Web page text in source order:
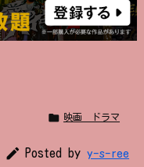
 映画 ドラマ
 Posted by y-s-ree